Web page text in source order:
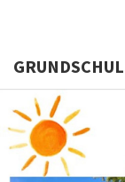
content